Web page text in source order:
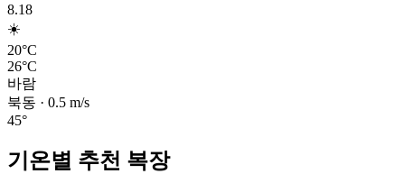
8.18
☀️
20°C
26°C
바람
북동 · 0.5 m/s
45°
기온별 추천 복장